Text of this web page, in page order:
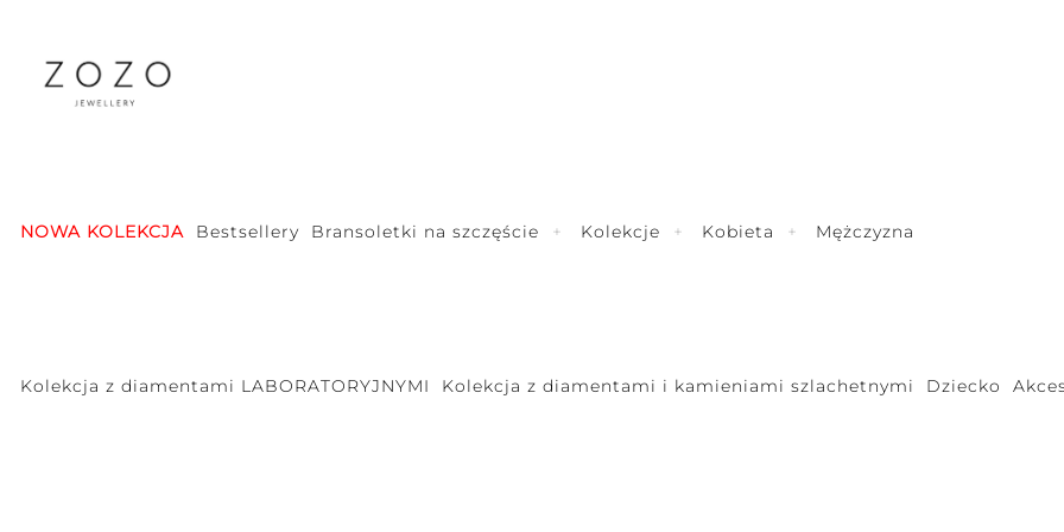
NOWA KOLEKCJA Bestsellery Bransoletki na szczęście Kolekcje Kobieta Mężczyzna
Kolekcja z diamentami LABORATORYJNYMI Kolekcja z diamentami i kamieniami szlachetnymi Dziecko